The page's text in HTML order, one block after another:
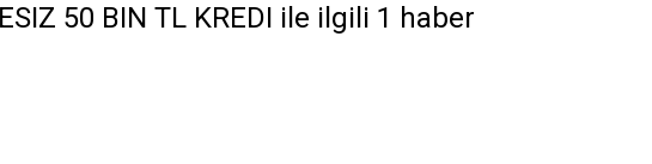
50 BIN TL KREDI ile ilgili 1 haber